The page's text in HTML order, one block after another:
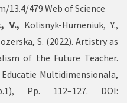
13.4/479 Web of Science
V., Kolisnyk-Humeniuk, Y.,
S. (2022). Artistry as
of the Future Teacher.
Multidimensionala,
Pp. 112–127. DOI: